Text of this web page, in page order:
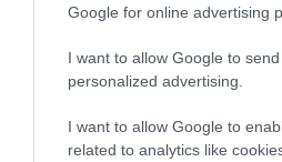
Google for online advertising
I want to allow Google to
personalized advertising.
I want to allow Google to
related to analytics like
Legfrissebb híreink
AZ